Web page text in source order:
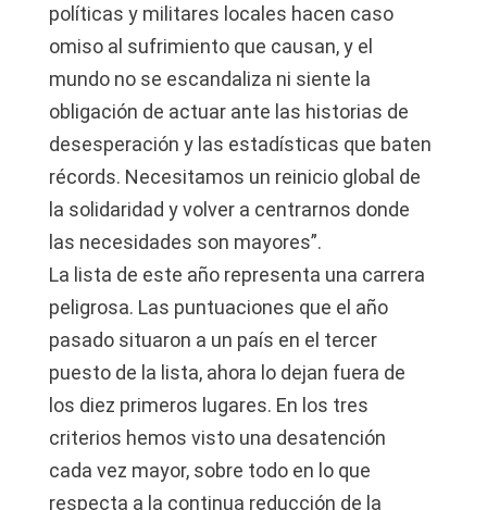
políticas y militares locales hacen caso
omiso al sufrimiento que causan, y el
mundo no se escandaliza ni siente la
obligación de actuar ante las historias de
desesperación y las estadísticas que baten
récords. Necesitamos un reinicio global de
la solidaridad y volver a centrarnos donde
las necesidades son mayores”.
La lista de este año representa una carrera
peligrosa. Las puntuaciones que el año
pasado situaron a un país en el tercer
puesto de la lista, ahora lo dejan fuera de
los diez primeros lugares. En los tres
criterios hemos visto una desatención
cada vez mayor, sobre todo en lo que
respecta a la continua reducción de la